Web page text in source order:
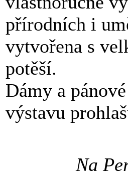
přírodních i
vytvořena s
potěší.
Dámy a
výstavu
Na